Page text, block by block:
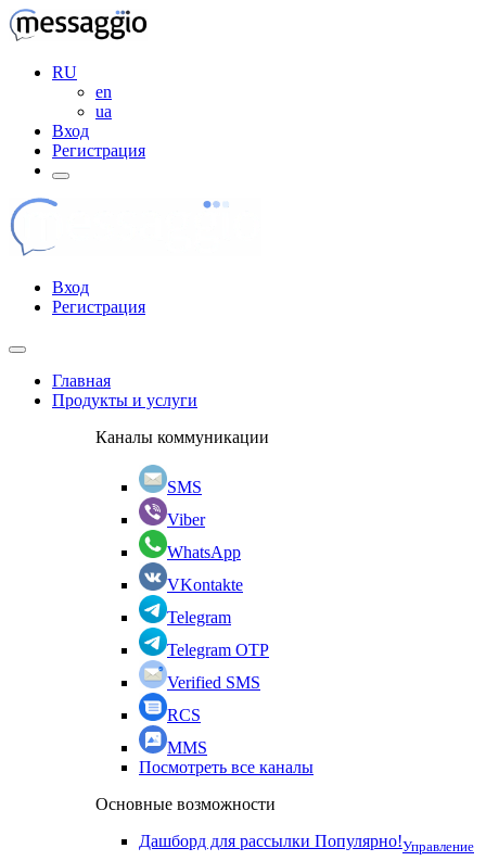
RU
en
ua
Вход
Регистрация
Вход
Регистрация
Главная
Продукты и услуги
Каналы коммуникации
SMS
Viber
WhatsApp
VKontakte
Telegram
Telegram OTP
Verified SMS
RCS
MMS
Посмотреть все каналы
Основные возможности
Дашборд для рассылки Популярно!Управление